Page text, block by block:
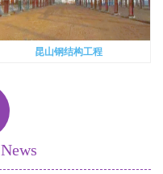
昆山钢结构工程
News